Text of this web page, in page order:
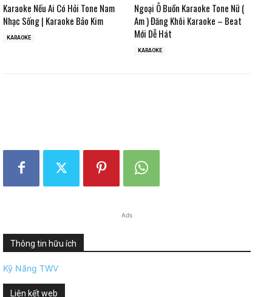
Karaoke Nếu Ai Có Hỏi Tone Nam
Nhạc Sống | Karaoke Bảo Kim
KARAOKE
Ngoại Ô Buồn Karaoke Tone Nữ (
Am ) Đăng Khôi Karaoke – Beat
Mới Dễ Hát
KARAOKE
Ads
Thông tin hữu ích
Kỹ Năng TWV
Liên kết web